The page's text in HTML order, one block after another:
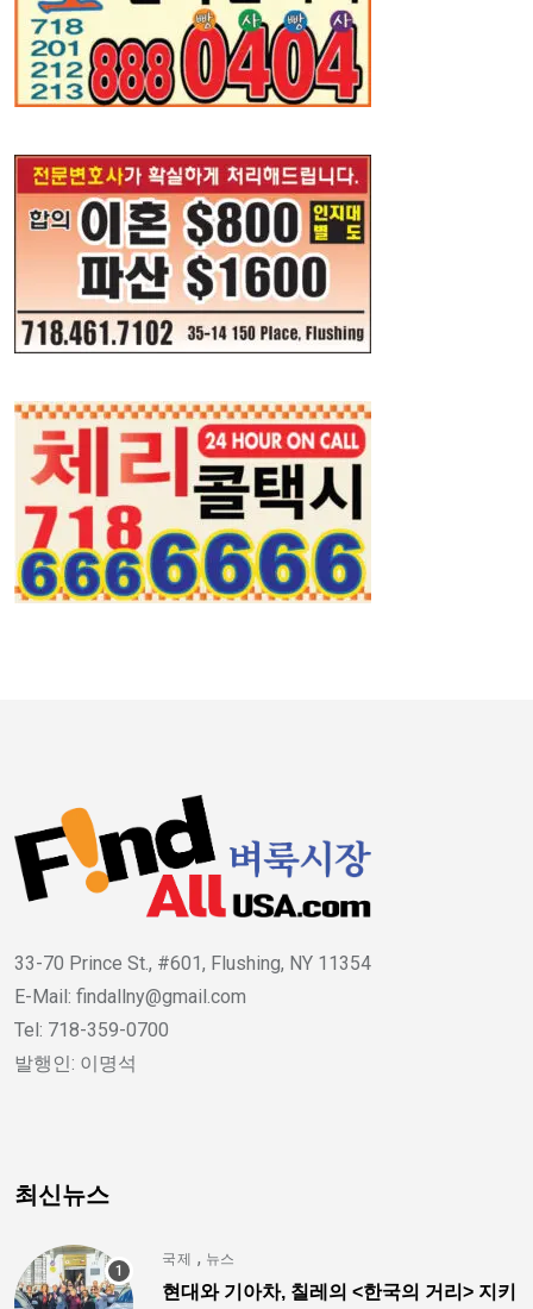
33-70 Prince St., #601, Flushing, NY 11354
E-Mail: findallny@gmail.com
Tel: 718-359-0700
발행인: 이명석
최신뉴스
국제 , 뉴스
현대와 기아차, 칠레의 <한국의 거리> 지키